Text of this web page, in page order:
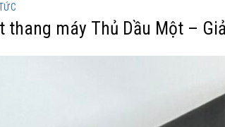
thang máy Thủ Dầu Một –